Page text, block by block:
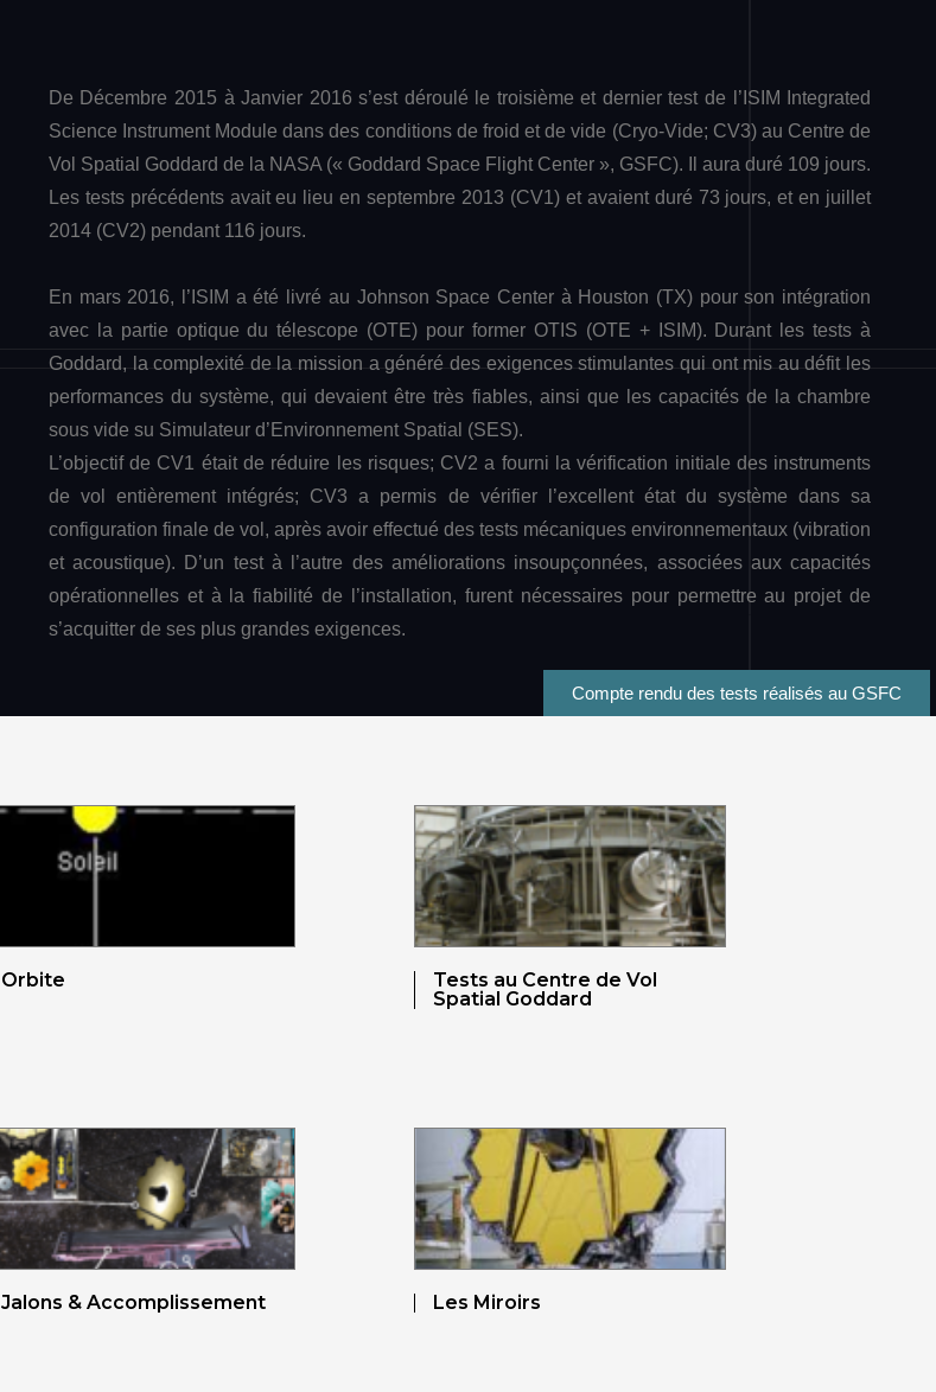
De Décembre 2015 à Janvier 2016 s’est déroulé le troisième et dernier test de l’ISIM Integrated
Science Instrument Module dans des conditions de froid et de vide (Cryo-Vide; CV3) au Centre de
Vol Spatial Goddard de la NASA (« Goddard Space Flight Center », GSFC). Il aura duré 109 jours.
Les tests précédents avait eu lieu en septembre 2013 (CV1) et avaient duré 73 jours, et en juillet
2014 (CV2) pendant 116 jours.
En mars 2016, l’ISIM a été livré au Johnson Space Center à Houston (TX) pour son intégration
avec la partie optique du télescope (OTE) pour former OTIS (OTE + ISIM). Durant les tests à
Goddard, la complexité de la mission a généré des exigences stimulantes qui ont mis au défit les
performances du système, qui devaient être très fiables, ainsi que les capacités de la chambre
sous vide su Simulateur d’Environnement Spatial (SES).
L’objectif de CV1 était de réduire les risques; CV2 a fourni la vérification initiale des instruments
de vol entièrement intégrés; CV3 a permis de vérifier l’excellent état du système dans sa
configuration finale de vol, après avoir effectué des tests mécaniques environnementaux (vibration
et acoustique). D’un test à l’autre des améliorations insoupçonnées, associées aux capacités
opérationnelles et à la fiabilité de l’installation, furent nécessaires pour permettre au projet de
s’acquitter de ses plus grandes exigences.
Compte rendu des tests réalisés au GSFC
Orbite
Tests au Centre de Vol
Spatial Goddard
Jalons & Accomplissement Les Miroirs